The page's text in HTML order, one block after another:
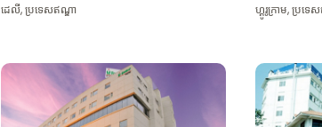
ដេលី,ប្រទេសឥណ្ឌា ហ្គូរូក្រាម,ប្រទេ